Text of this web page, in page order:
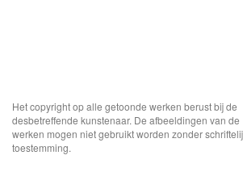
Het copyright op alle getoonde werken berust bij de
desbetreffende kunstenaar. De afbeeldingen van de
werken mogen niet gebruikt worden zonder
toestemming.